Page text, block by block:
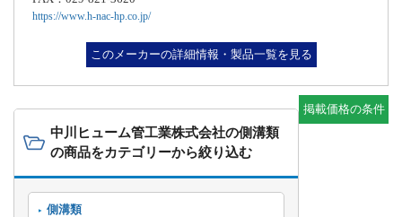
https://www.h-nac-hp.co.jp/
このメーカーの詳細情報・製品一覧を見る
掲載価格の条件
中川ヒューム管工業株式会社の側溝類
の商品をカテゴリーから絞り込む
側溝類